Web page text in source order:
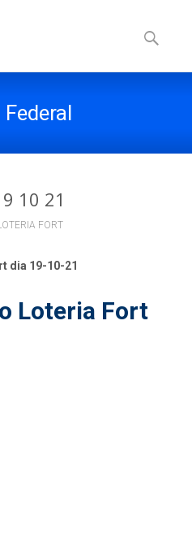
to
content
por:
10 21
FORT
dia 19-10-21
Loteria Fort